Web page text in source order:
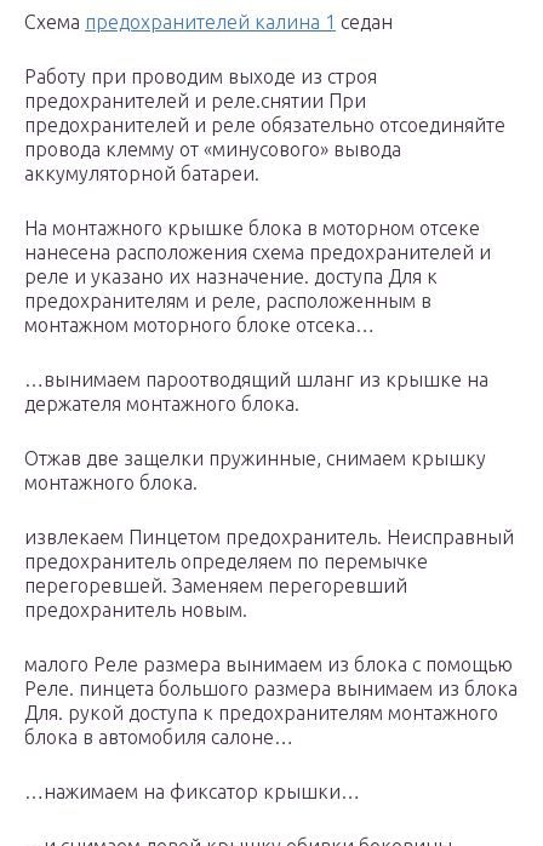
Схема предохранителей калина 1 седан
Работу при проводим выходе из строя
предохранителей и реле.снятии При
предохранителей и реле обязательно отсоединяйте
провода клемму от «минусового» вывода
аккумуляторной батареи.
На монтажного крышке блока в моторном отсеке
нанесена расположения схема предохранителей и
реле и указано их назначение. доступа Для к
предохранителям и реле, расположенным в
монтажном моторного блоке отсека…
…вынимаем пароотводящий шланг из крышке на
держателя монтажного блока.
Отжав две защелки пружинные, снимаем крышку
монтажного блока.
извлекаем Пинцетом предохранитель. Неисправный
предохранитель определяем по перемычке
перегоревшей. Заменяем перегоревший
предохранитель новым.
малого Реле размера вынимаем из блока с помощью
Реле. пинцета большого размера вынимаем из блока
Для. рукой доступа к предохранителям монтажного
блока в автомобиля салоне…
…нажимаем на фиксатор крышки…